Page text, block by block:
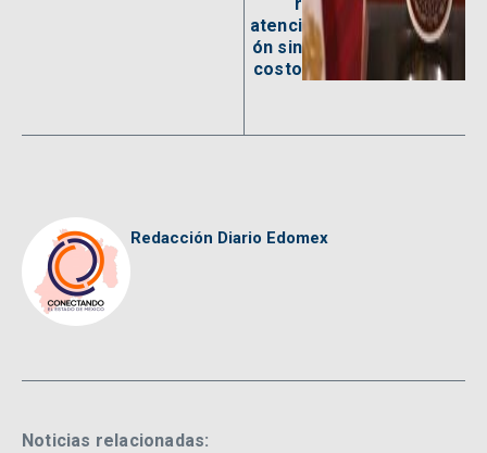
r
atenci
ón sin
costo
Redacción Diario Edomex
Noticias relacionadas: